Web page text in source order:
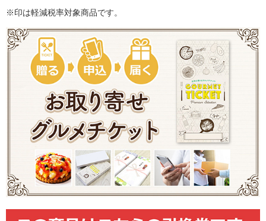
※印は軽減税率対象商品です。